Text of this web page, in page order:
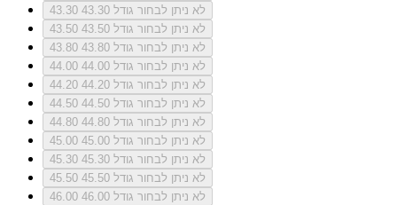
43.30
לא ניתן לבחור גודל 43.30
43.50
לא ניתן לבחור גודל 43.50
43.80
לא ניתן לבחור גודל 43.80
44.00
לא ניתן לבחור גודל 44.00
44.20
לא ניתן לבחור גודל 44.20
44.50
לא ניתן לבחור גודל 44.50
44.80
לא ניתן לבחור גודל 44.80
45.00
לא ניתן לבחור גודל 45.00
45.30
לא ניתן לבחור גודל 45.30
45.50
לא ניתן לבחור גודל 45.50
46.00
לא ניתן לבחור גודל 46.00